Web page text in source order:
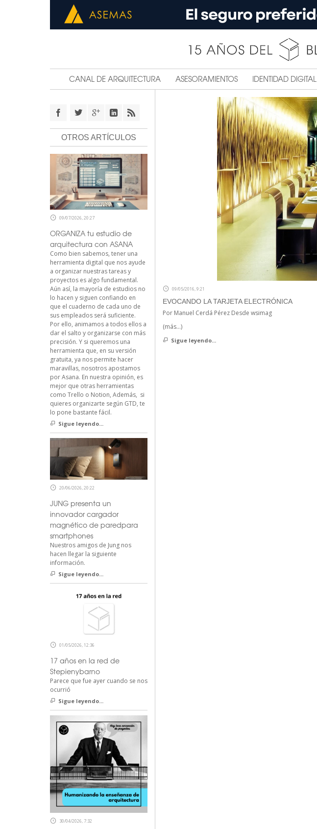
CANAL DE ARQUITECTURA ASESORAMIENTOS IDENTIDAD DIGITAL
09/05/2016, 9:21
EVOCANDO LA TARJETA ELECTRÓNICA
Por Manuel Cerdá Pérez Desde wsimag
(más…)
Sigue leyendo...
OTROS ARTÍCULOS
09/07/2026, 20:27
ORGANIZA tu estudio de
arquitectura con ASANA
Como bien sabemos, tener una
herramienta digital que nos ayude
a organizar nuestras tareas y
proyectos es algo fundamental.
Aún así, la mayoría de estudios no
lo hacen y siguen confiando en
que el cuaderno de cada uno de
sus empleados será suficiente.
Por ello, animamos a todos ellos a
dar el salto y organizarse con más
precisión. Y si queremos una
herramienta que, en su versión
gratuita, ya nos permite hacer
maravillas, nosotros apostamos
por Asana. En nuestra opinión, es
mejor que otras herramientas
como Trello o Notion, Además, si
quieres organizarte según GTD, te
lo pone bastante fácil.
Sigue leyendo...
20/06/2026, 20:22
JUNG presenta un
innovador cargador
magnético de paredpara
smartphones
Nuestros amigos de Jung nos
hacen llegar la siguiente
información.
Sigue leyendo...
01/05/2026, 12:36
17 años en la red de
Stepienybarno
Parece que fue ayer cuando se nos
ocurrió
Sigue leyendo...
30/04/2026, 7:32